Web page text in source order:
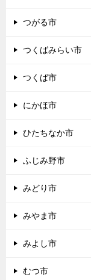
つがる市
つくばみらい市
つくば市
にかほ市
ひたちなか市
ふじみ野市
みどり市
みやま市
みよし市
むつ市